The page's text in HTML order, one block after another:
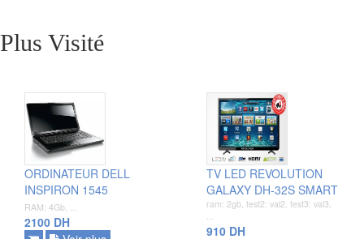
Plus Visité
ajouter
voir plus
ORDINATEUR DELL
INSPIRON 1545
RAM: 4Gb, ...
2100 DH
ajouter
voir plus
TV LED REVOLUTION
GALAXY DH-32S SMART
ram: 2gb, test2: val2, test3: val3,
...
910 DH